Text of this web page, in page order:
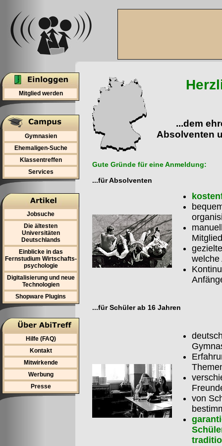
Mitglied werden
Gymnasien
Ehemaligen-Suche
Klassentreffen
Services
Jobsuche
Die ältesten
Universitäten
Deutschlands
Einblicke in das
Fernstudium Wirtschafts-
psychologie
Digitalisierung und neue
Technologien
Shopware Plugins
Hilfe (FAQ)
Kontakt
Mitwirkende
Werbung
Presse
...dem
Absolventen
Gute Gründe für eine Anmeldung:
...für Absolventen
welche
...für Schüler ab 16 Jahren
von